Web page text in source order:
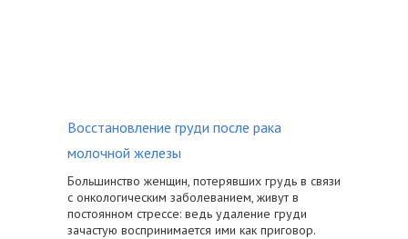
Восстановление груди после рака
молочной железы
Большинство женщин, потерявших грудь в связи
с онкологическим заболеванием, живут в
постоянном стрессе: ведь удаление груди
зачастую воспринимается ими как приговор.